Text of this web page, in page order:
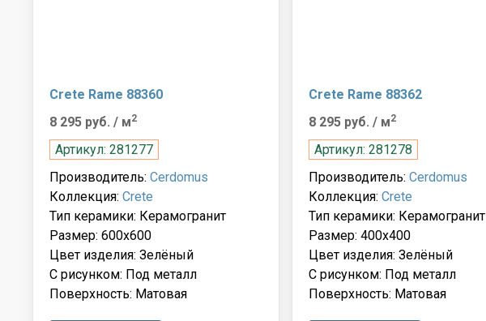
Crete Rame 88360
8 295 руб. / м2
Артикул: 281277
Производитель: Cerdomus
Коллекция: Crete
Тип керамики: Керамогранит
Размер: 600x600
Цвет изделия: Зелёный
С рисунком: Под металл
Поверхность: Матовая
Crete Rame 88362
8 295 руб. / м2
Артикул: 281278
Производитель: Cerdomus
Коллекция: Crete
Тип керамики: Керамогранит
Размер: 400x400
Цвет изделия: Зелёный
С рисунком: Под металл
Поверхность: Матовая